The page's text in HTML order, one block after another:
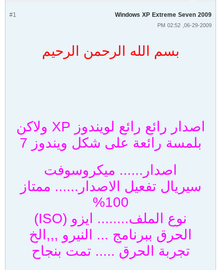
#1 Windows XP Extreme Seven 2009
06-29-2009, 02:52 PM
بسم الله الرحمن الرحيم
اصدار رائع رائع لويندوز XP ولاكن
بلمسة رائعة على شكل ويندوز 7
اصدار...... ميكروسوفت
سيريال تفعيل الاصدار...... ممتاز
100%
نوع الملف........ ايزو (ISO)
الحرق ببرنامج ... النيرو ,,,الخ
تجربة الحرق ..... تمت بنجاح